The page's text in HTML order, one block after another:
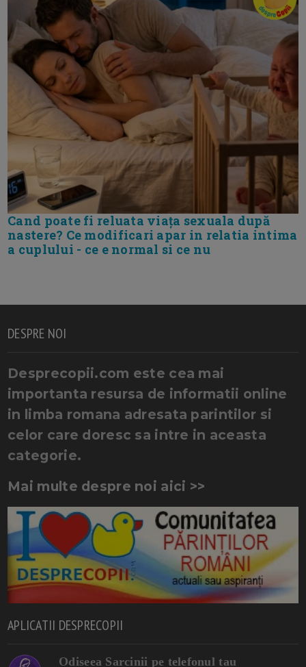
Cand poate fi reluata viața sexuala după
nastere? Ce modificari apar in relatia intima
a cuplului - ce e normal si ce nu
DESPRE NOI
Desprecopii.com este cea mai
importanta resursa de informatii online
in limba romana adresata parintilor si
celor care doresc sa intre in aceasta
categorie.
Mai multe despre noi aici >>
APLICATII DESPRECOPII
Odiseea Sarcinii pe telefonul tau